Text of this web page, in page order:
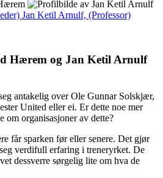
Jan Ketil Arnulf, (Professor)
Hærem og Jan Ketil Arnulf
antakelig over Ole Gunnar Solskjær,
United eller ei. Er dette noe mer
om organisasjoner av dette?
får sparken før eller senere. Det gjør
verdifull erfaring i treneryrket. De
dessverre sørgelig lite om hva de